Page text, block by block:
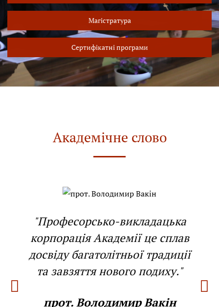
Магістратура
Сертифікатні програми
Академічне слово
"Професорсько-викладацька
корпорація Академії це сплав
досвіду багатолітньої традиції
та завзяття нового подиху."
прот. Володимир Вакін